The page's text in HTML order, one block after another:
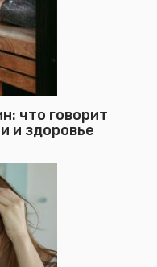
что говорит
и здоровье